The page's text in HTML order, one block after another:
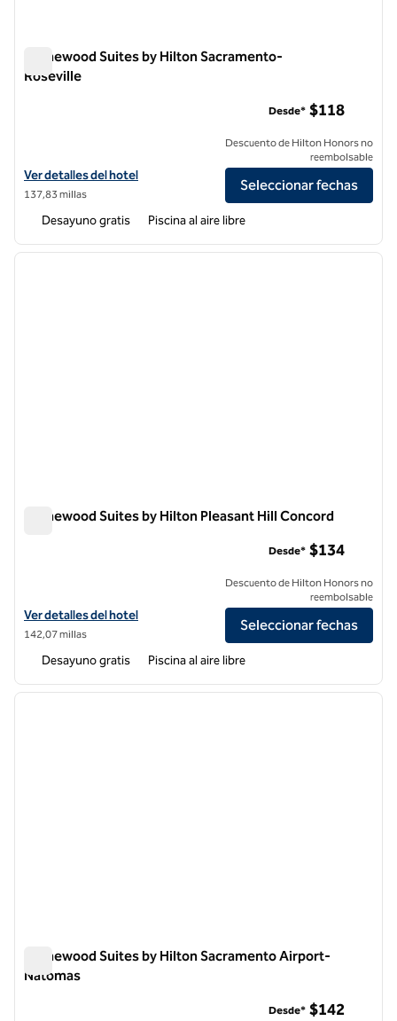
Homewood Suites by Hilton Sacramento-
Roseville
Ver detalles del hotel Homewood Suites by Hilton Sacramento-
Ver detalles del hotel
137,83 millas
Desde* $118
Descuento de Hilton Honors no
reembolsable
Seleccionar fechas
Desayuno gratis Piscina al aire libre
1 de 12
Homewood Suites by Hilton Pleasant Hill Concord
Ver detalles del hotel Homewood Suites by Hilton Pleasant Hill
Ver detalles del hotel
142,07 millas
Desde* $134
Descuento de Hilton Honors no
reembolsable
Seleccionar fechas
Desayuno gratis Piscina al aire libre
1 de 12
Homewood Suites by Hilton Sacramento Airport-
Natomas
Desde* $142